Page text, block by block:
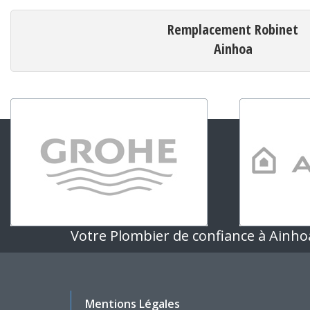
Remplacement Robinet
Ainhoa
Votre Plombier de confiance à
Mentions Légales